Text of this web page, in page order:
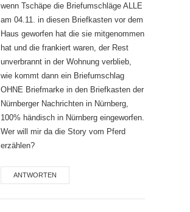
wenn Tschäpe die Briefumschläge ALLE
am 04.11. in diesen Briefkasten vor dem
Haus geworfen hat die sie mitgenommen
hat und die frankiert waren, der Rest
unverbrannt in der Wohnung verblieb,
wie kommt dann ein Briefumschlag
OHNE Briefmarke in den Briefkasten der
Nürnberger Nachrichten in Nürnberg,
100% händisch in Nürnberg eingeworfen.
Wer will mir da die Story vom Pferd
erzählen?
ANTWORTEN